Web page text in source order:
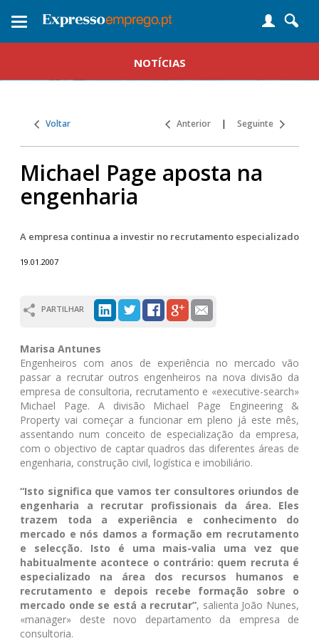
Toggle
NOTÍCIAS
Voltar Anterior | Seguinte
Michael Page aposta na
engenharia
A empresa continua a investir no recrutamento especializado
19.01.2007
PARTILHAR
Marisa Antunes
Engenheiros com anos de experiência no mercado vão
passar a recrutar outros engenheiros na nova divisão da
empresa de consultoria, recrutamento e «executive-search»
Michael Page. A divisão Michael Page Engineering &
Property vai começar a funcionar em pleno já este mês,
assentando num conceito de especialização da empresa,
com o objectivo de captar quadros das diferentes áreas de
engenharia, construção civil, logística e imobiliário.
“Isto significa que vamos ter consultores oriundos de
engenharia a recrutar profissionais da área. Eles
trazem toda a experiência e conhecimento do
mercado e nós damos a formação em recrutamento
e selecção. Isto é uma mais-valia uma vez que
habitualmente acontece o contrário: quem recruta é
especializado na área dos recursos humanos e
recrutamento e depois recebe formação sobre o
mercado onde se está a recrutar”, salienta João Nunes,
«manager» deste novo departamento da empresa de
consultoria.